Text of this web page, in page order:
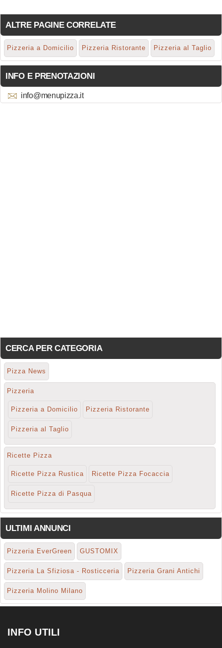
ALTRE PAGINE CORRELATE
Pizzeria a Domicilio Pizzeria Ristorante Pizzeria al Taglio
INFO E PRENOTAZIONI
info@menupizza.it
CERCA PER CATEGORIA
Pizza News
Pizzeria
Pizzeria a Domicilio Pizzeria Ristorante
Pizzeria al Taglio
Ricette Pizza
Ricette Pizza Rustica Ricette Pizza Focaccia
Ricette Pizza di Pasqua
ULTIMI ANNUNCI
Pizzeria EverGreen GUSTOMIX
Pizzeria La Sfiziosa - Rosticceria Pizzeria Grani Antichi
Pizzeria Molino Milano
INFO UTILI